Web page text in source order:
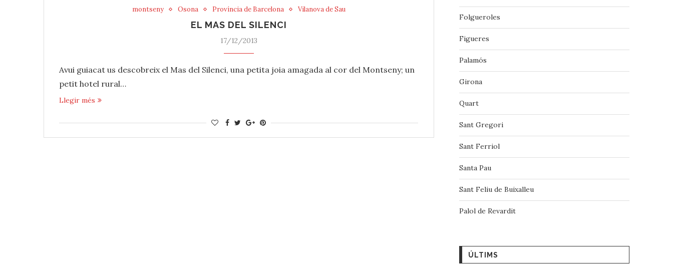
montseny Osona Província de Barcelona Vilanova de Sau
EL MAS DEL SILENCI
17/12/2013
Avui ‪‎guiacat‬ us descobreix el Mas del Silenci, una petita joia amagada al cor del Montseny; un
petit ‪hotel‬ ‪‎rural‬…
Llegir més
‪‎Folgueroles‬
Figueres
Palamós
Girona
Quart
Sant Gregori
Sant Ferriol
Santa Pau
Sant Feliu de Buixalleu
Palol de Revardit
ÚLTIMS